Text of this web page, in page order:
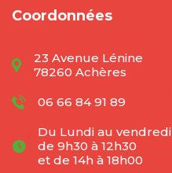
Coordonnées
23 Avenue Lénine
78260 Achères
06 66 84 91 89
Du Lundi au vendredi
de 9h30 à 12h30
et de 14h à 18h00